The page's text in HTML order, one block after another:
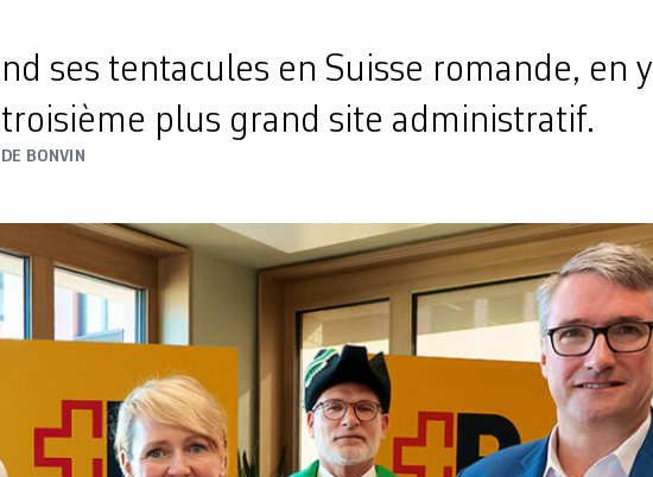
ses tentacules en Suisse romande, en y
plus grand site administratif.
BONVIN